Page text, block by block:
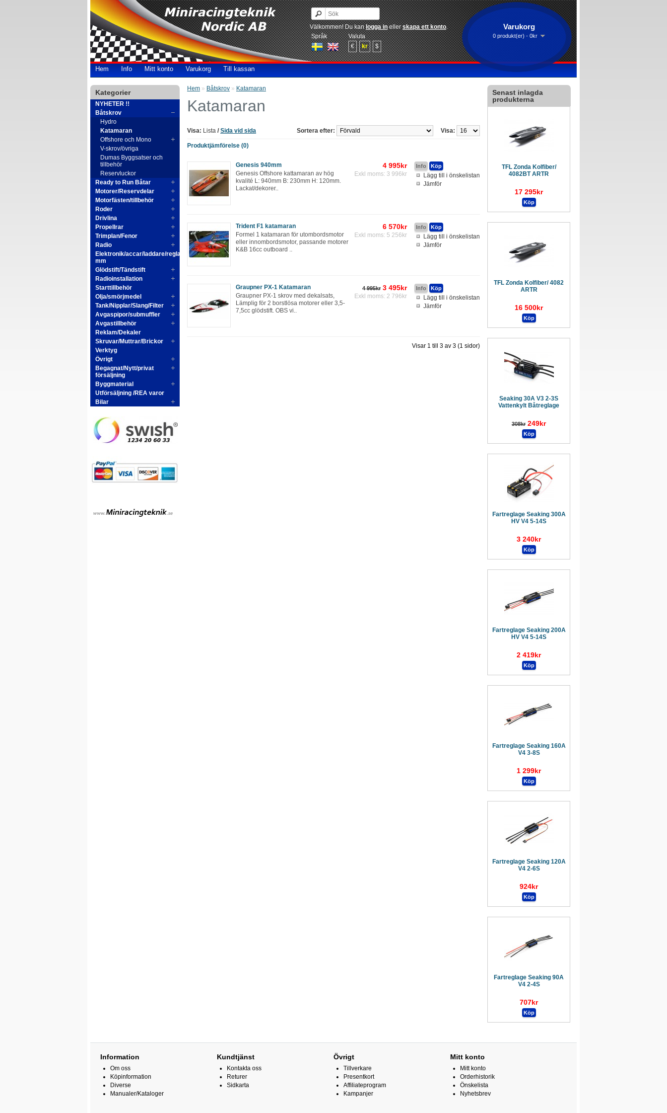
Språk
Valuta
€
kr $
Varukorg
0 produkt(er) - 0kr
Välkommen! Du kanlogga inellerskapa ett konto.
Hem Info Mitt konto Varukorg Till kassan
Kategorier
NYHETER !!
Båtskrov
Hydro
Katamaran
Offshore och Mono
V-skrov/övriga
Dumas Byggsatser och
tillbehör
Reservluckor
Ready to Run Båtar
Motorer/Reservdelar
Motorfästen/tillbehör
Roder
Drivlina
Propellrar
Trimplan/Fenor
Radio
Elektronik/accar/laddare/reglage
mm
Glödstift/Tändstift
Radioinstallation
Starttillbehör
Olja/smörjmedel
Tank/Nipplar/Slang/Filter
Avgaspipor/submuffler
Avgastillbehör
Reklam/Dekaler
Skruvar/Muttrar/Brickor
Verktyg
Övrigt
Begagnat/Nytt/privat
försäljning
Byggmaterial
Utförsäljning /REA varor
Bilar
Senast inlagda
produkterna
TFL Zonda Kolfiber/
4082BT ARTR
17 295kr
TFL Zonda Kolfiber/ 4082
ARTR
16 500kr
Seaking 30A V3 2-3S
Vattenkylt Båtreglage
308kr 249kr
Fartreglage Seaking 300A
HV V4 5-14S
3 240kr
Fartreglage Seaking 200A
HV V4 5-14S
2 419kr
Fartreglage Seaking 160A
V4 3-8S
1 299kr
Fartreglage Seaking 120A
V4 2-6S
924kr
Fartreglage Seaking 90A
V4 2-4S
707kr
Hem » Båtskrov » Katamaran
Katamaran
Visa: Lista / Sida vid sida Visa:
Sortera efter:
Produktjämförelse (0)
Lägg till i önskelistan
Jämför
4 995kr
Exkl moms: 3 996kr
Genesis 940mm
Genesis Offshore kattamaran av hög
kvalité L: 940mm B: 230mm H: 120mm.
Lackat/dekorer..
Lägg till i önskelistan
Jämför
6 570kr
Exkl moms: 5 256kr
Trident F1 katamaran
Formel 1 katamaran för utombordsmotor
eller innombordsmotor, passande motorer
K&B 16cc outboard ..
Lägg till i önskelistan
Jämför
4 995kr 3 495kr
Exkl moms: 2 796kr
Graupner PX-1 Katamaran
Graupner PX-1 skrov med dekalsats,
Lämplig för 2 borstlösa motorer eller 3,5-
7,5cc glödstift. OBS vi..
Visar 1 till 3 av 3 (1 sidor)
Information
Om oss
Köpinformation
Diverse
Manualer/Kataloger
Kundtjänst
Kontakta oss
Returer
Sidkarta
Övrigt
Tillverkare
Presentkort
Affiliateprogram
Kampanjer
Mitt konto
Mitt konto
Orderhistorik
Önskelista
Nyhetsbrev